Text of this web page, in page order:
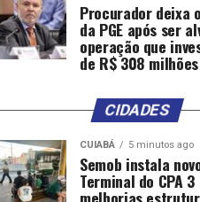
Procurador deixa
da PGE após ser
operação que
de R$ 308 milhões
CIDADES
CUIABÁ 5 minutos ago
Semob instala
Terminal do CPA